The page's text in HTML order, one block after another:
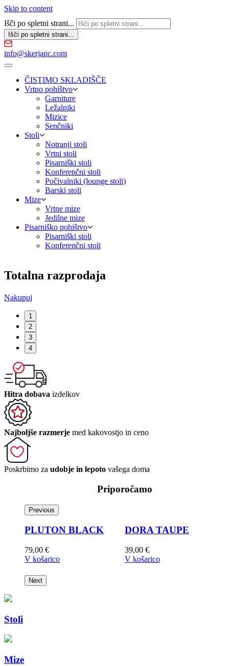
Skip to content
Išči po spletni strani...
info@skerjanc.com
ČISTIMO SKLADIŠČE
Vrtno pohištvo
Garniture
Ležalniki
Mizice
Senčniki
Stoli
Notranji stoli
Vrtni stoli
Pisarniški stoli
Konferenčni stoli
Počivalniki (lounge stoli)
Barski stoli
Mize
Vrtne mize
Jedilne mize
Pisarniško pohištvo
Pisarniški stoli
Konferenčni stoli
Totalna razprodaja
Nakupuj
1
2
3
4
Hitra dobava izdelkov
Najboljše razmerje med kakovostjo in ceno
Poskrbimo za udobje in lepoto vašega doma
Priporočamo
Previous
PLUTON BLACK
79,00 €
V košarico
DORA TAUPE
39,00 €
V košarico
Next
Stoli
Mize